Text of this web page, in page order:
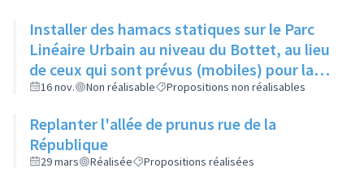
Installer des hamacs statiques sur le Parc
Linéaire Urbain au niveau du Bottet, au lieu
de ceux qui sont prévus (mobiles) pour la
limiter la dangerosité
16 nov. Non réalisable Propositions non réalisables
Replanter l'allée de prunus rue de la
République
29 mars Réalisée Propositions réalisées